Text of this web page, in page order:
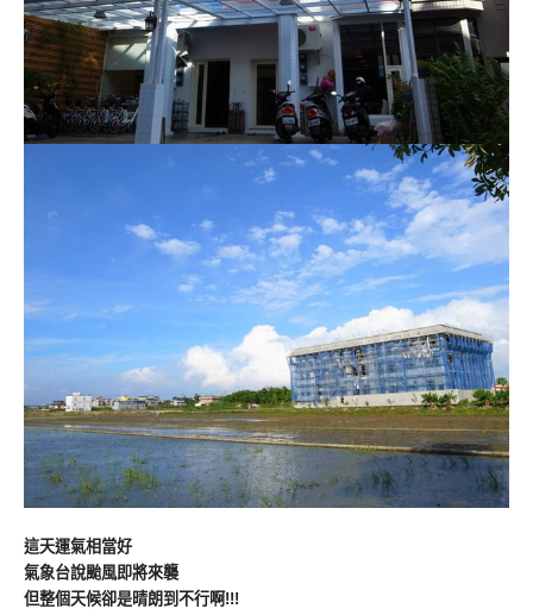
這天運氣相當好
氣象台說颱風即將來襲
但整個天候卻是晴朗到不行啊!!!